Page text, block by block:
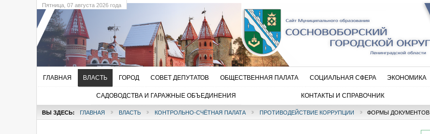
Пятница , 07 августа 2026 года
ГЛАВНАЯ ВЛАСТЬ ГОРОД СОВЕТ ДЕПУТАТОВ ОБЩЕСТВЕННАЯ ПАЛАТА СОЦИАЛЬНАЯ СФЕРА ЭКОНОМИКА
САДОВОДСТВА И ГАРАЖНЫЕ ОБЪЕДИНЕНИЯ КОНТАКТЫ И СПРАВОЧНИК
ВЫ ЗДЕСЬ: ГЛАВНАЯ ВЛАСТЬ КОНТРОЛЬНО-СЧЁТНАЯ ПАЛАТА ПРОТИВОДЕЙСТВИЕ КОРРУПЦИИ ФОРМЫ ДОКУМЕНТОВ